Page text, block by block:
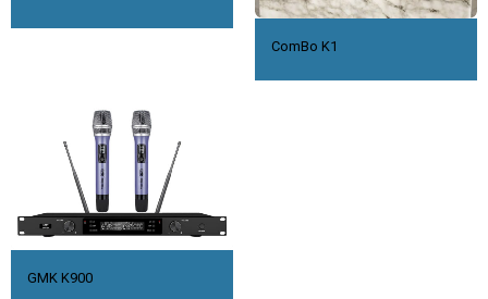
ComBo K1
GMK K900